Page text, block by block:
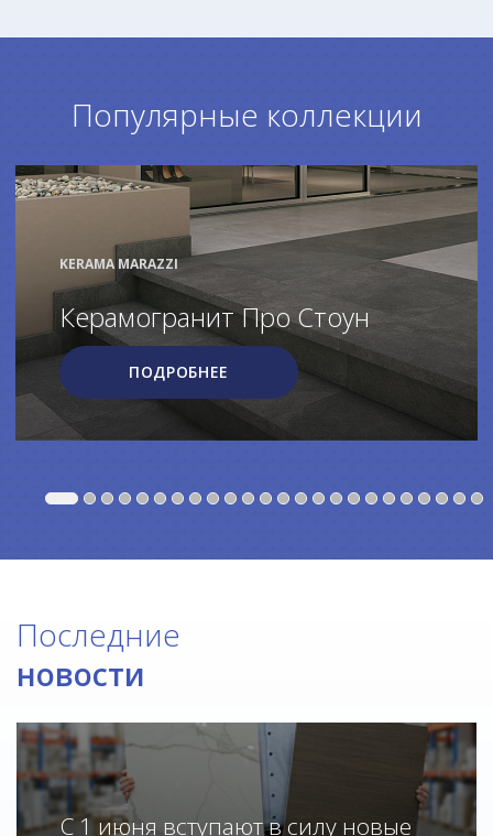
Популярные коллекции
KERAMA MARAZZI
Керамогранит Про Стоун
ПОДРОБНЕЕ
Последние
новости
С 1 июня вступают в силу новые